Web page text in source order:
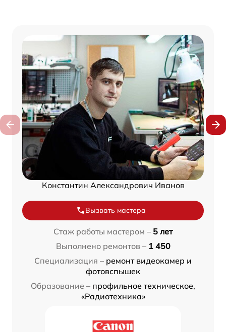
Константин Александрович Иванов
Вызвать мастера
Стаж работы мастером – 5 лет
Выполнено ремонтов – 1 450
Специализация – ремонт видеокамер и
фотовспышек
Образование – профильное техническое,
«Радиотехника»